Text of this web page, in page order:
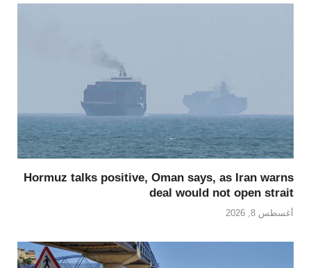
Hormuz talks positive, Oman says, as Iran warns
deal would not open strait
أغسطس 8, 2026